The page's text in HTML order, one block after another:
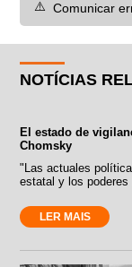
⚠️ Comunicar
NOTÍCIAS
El estado de
Chomsky
"Las actuales
estatal y los
LER MAIS